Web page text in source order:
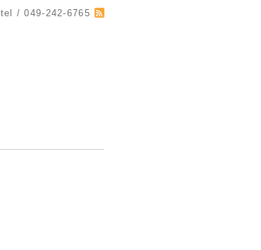
tel / 049-242-6765